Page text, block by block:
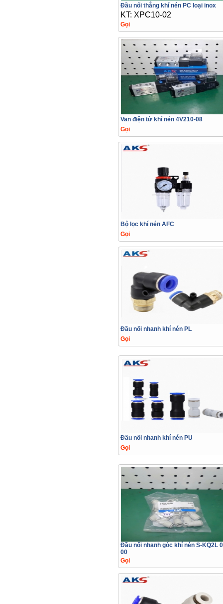
Đầu nối thẳng khí nén PC loại inox
KT: XPC10-02
Gọi
Van điện từ khí nén 4V210-08
Gọi
Bộ lọc khí nén AFC
Gọi
Đầu nối nhanh khí nén PL
Gọi
Đầu nối nhanh khí nén PU
Gọi
Đầu nối nhanh góc khí nén S-KQ2L
00
Gọi